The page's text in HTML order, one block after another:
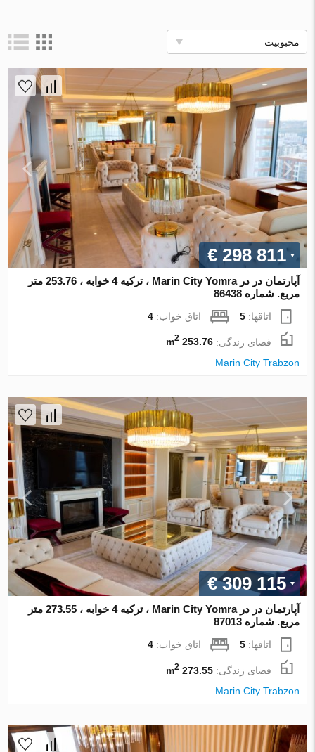
محبوبیت
€ 298 811
آپارتمان در در Marin City Yomra ، ترکیه 4 خوابه ، 253.76 متر
مربع. شماره 86438
اتاقها:5 اتاق خواب:4
فضای زندگی:253.76 m
2
Marin City Trabzon
€ 309 115
آپارتمان در در Marin City Yomra ، ترکیه 4 خوابه ، 273.55 متر
مربع. شماره 87013
اتاقها:5 اتاق خواب:4
فضای زندگی:273.55 m
2
Marin City Trabzon